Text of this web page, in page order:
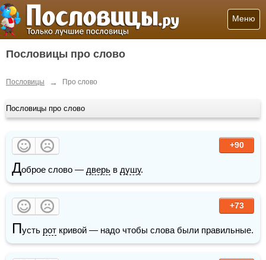
Меню
Пословицы про слово
Пословицы → Про слово
Пословицы про слово
+90
Доброе слово — дверь в душу.
+73
Пусть рот кривой — надо чтобы слова были правильные.